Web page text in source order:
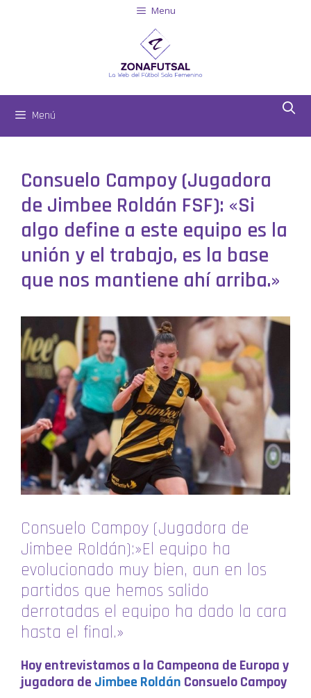
Menu
Menú
Consuelo Campoy (Jugadora
de Jimbee Roldán FSF): «Si
algo define a este equipo es la
unión y el trabajo, es la base
que nos mantiene ahí arriba.»
Consuelo Campoy (Jugadora de
Jimbee Roldán):»El equipo ha
evolucionado muy bien, aun en los
partidos que hemos salido
derrotadas el equipo ha dado la cara
hasta el final.»
Hoy entrevistamos a la Campeona de Europa y
jugadora de Jimbee Roldán Consuelo Campoy